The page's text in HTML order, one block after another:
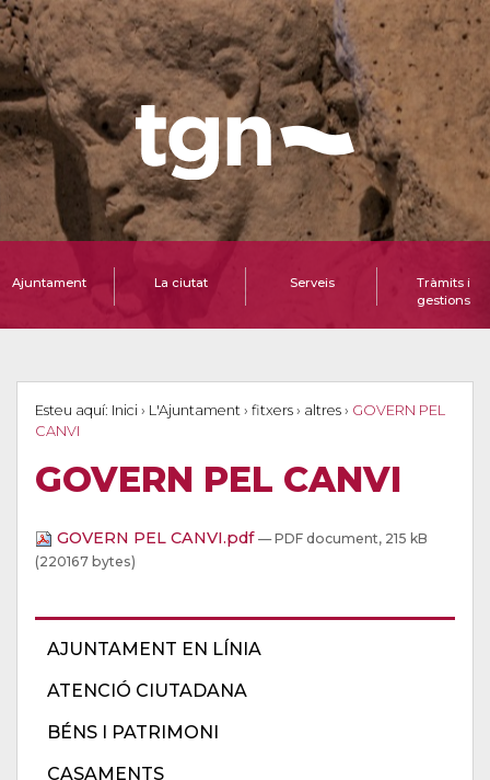
Ajuntament La ciutat Serveis
Tràmits i
gestions
Esteu aquí: Inici › L'Ajuntament › fitxers › altres › GOVERN PEL
CANVI
GOVERN PEL CANVI
AJUNTAMENT EN LÍNIA
ATENCIÓ CIUTADANA
BÉNS I PATRIMONI
CASAMENTS
GOVERN PEL CANVI.pdf — PDF document, 215 kB
(220167 bytes)